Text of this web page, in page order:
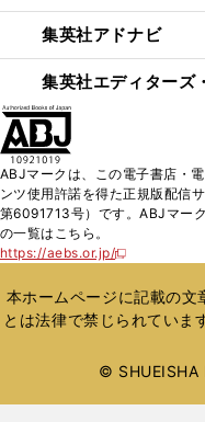
集英社アドナビ
集英社エディターズ
ABJマークは、この電子書店・
ンツ使用許諾を得た正規版配信
第6091713号）です。ABJマー
の一覧はこちら。
https://aebs.or.jp/
新
い
ウ
ィ
ウ
本ホームページに記載の文
とは法律で禁じられていま
©